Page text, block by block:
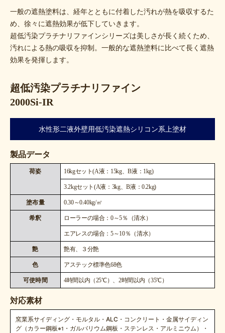
一般の遮熱塗料は、経年とともに付着した汚れが熱を吸収するた
め、徐々に遮熱効果が低下していきます。
超低汚染プラチナリファインシリーズは美しさが長く続くため、
汚れによる熱の吸収を抑制。一般的な遮熱塗料に比べて長く遮熱
効果を発揮します。
超低汚染プラチナリファイン
2000Si-IR
水性形二液外壁用低汚染遮熱シリコン系上塗材
製品データ
荷姿 16kgセット(A液：15kg、B液：1kg)
3.2kgセット(A液：3kg、B液：0.2kg)
塗布量 0.30～0.40kg/㎡
希釈 ローラーの場合：0～5％（清水）
エアレスの場合：5～10％（清水）
艶 艶有、３分艶
色 アステック標準色68色
可使時間 4時間以内（25℃）、2時間以内（35℃）
対応素材
窯業系サイディング・モルタル・ALC・コンクリート・金属サイディン
グ（カラー鋼板※1 ・ガルバリウム鋼板・ステンレス・アルミニウム）・